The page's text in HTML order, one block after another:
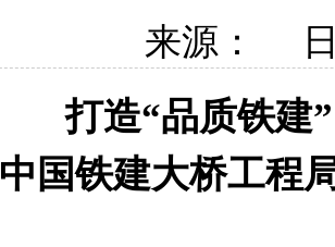
来源： 日
打造“品质铁建
中国铁建大桥工程